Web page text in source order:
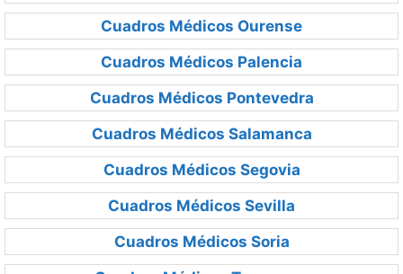
Cuadros Médicos Ourense
Cuadros Médicos Palencia
Cuadros Médicos Pontevedra
Cuadros Médicos Salamanca
Cuadros Médicos Segovia
Cuadros Médicos Sevilla
Cuadros Médicos Soria